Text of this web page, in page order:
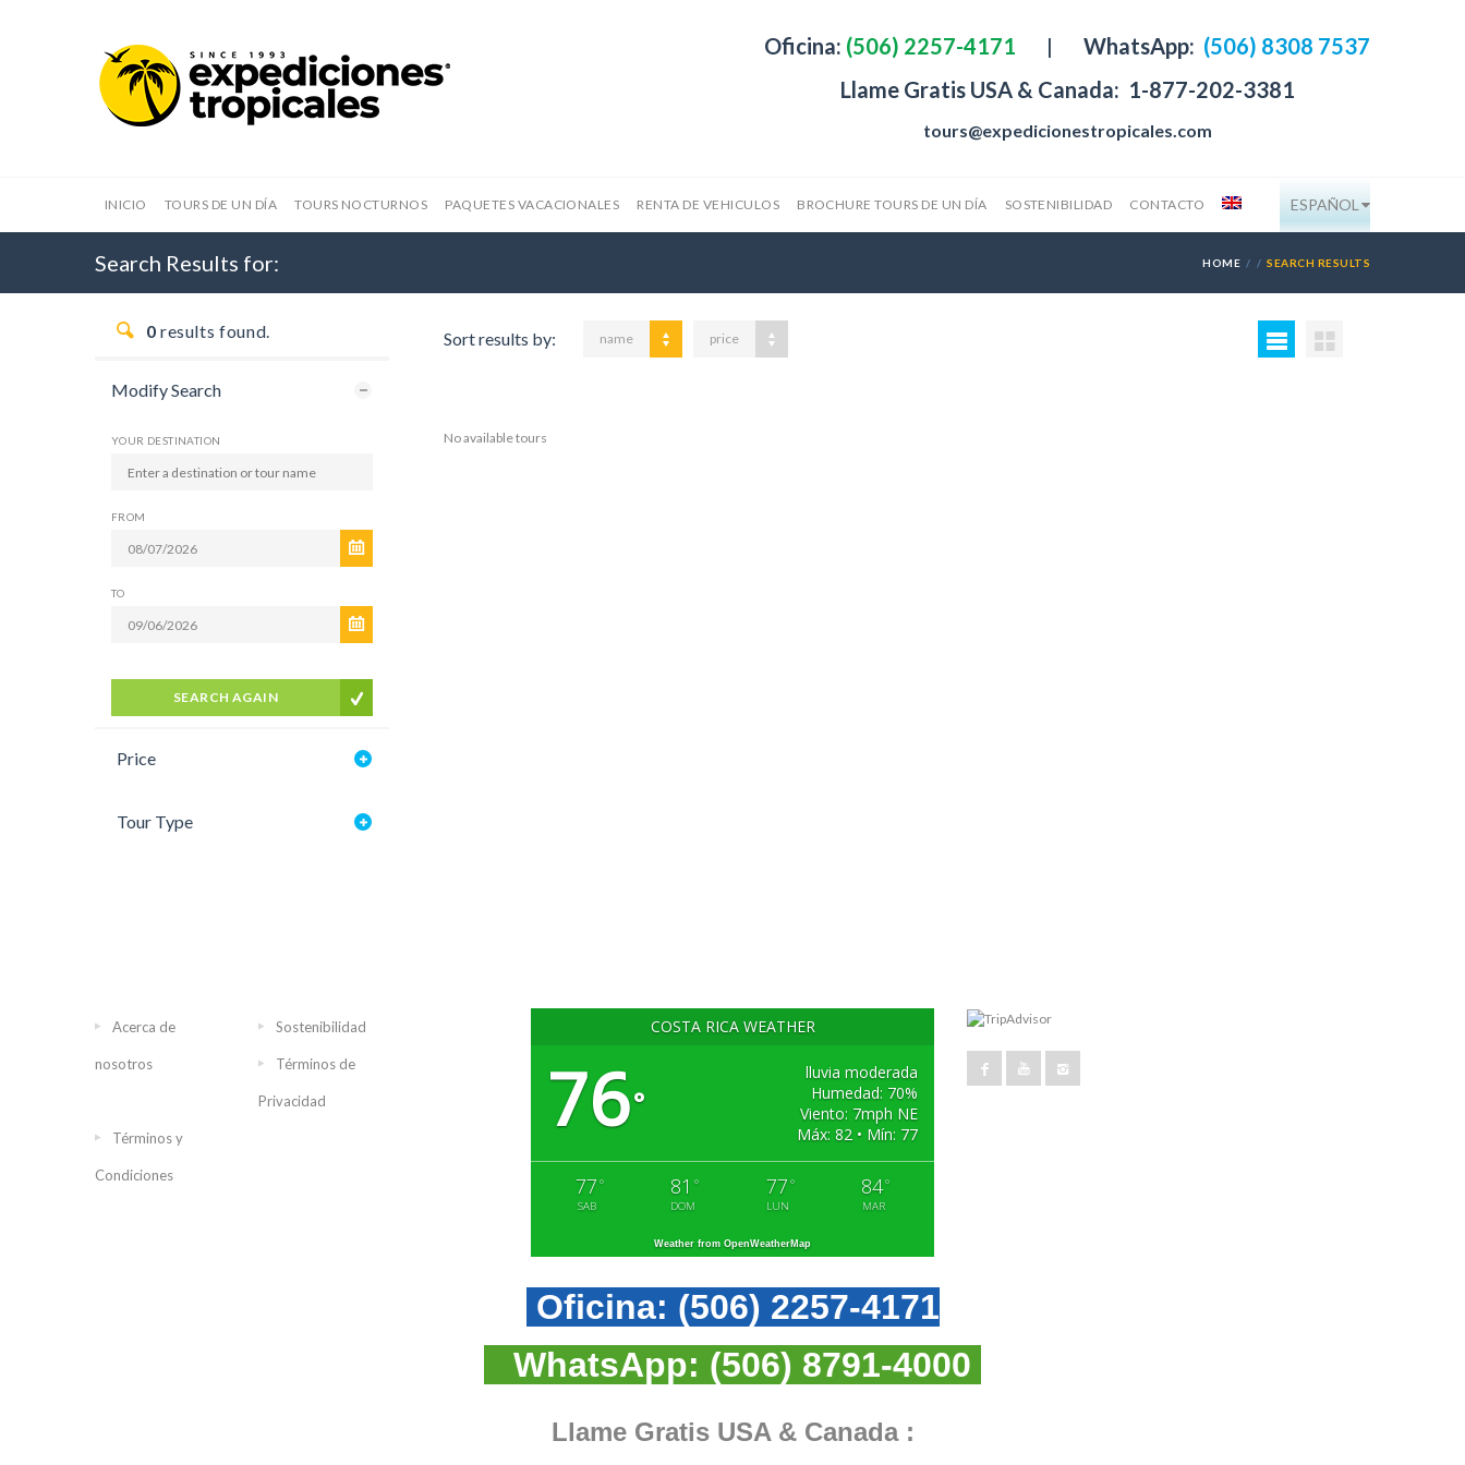
Oficina: (506) 2257-4171 | WhatsApp: (506) 8308 7537
Llame Gratis USA & Canada: 1-877-202-3381
tours@expedicionestropicales.com
INICIO TOURS DE UN DÍA TOURS NOCTURNOS PAQUETES VACACIONALES RENTA DE VEHICULOS BROCHURE TOURS DE UN DÍA SOSTENIBILIDAD CONTACTO ESPAÑOL
Search Results for: HOME SEARCH RESULTS
0 results found.
Modify Search
YOUR DESTINATION
FROM
TO
SEARCH AGAIN
Price
Tour Type
Sort results by: name price
No available tours
Acerca de
nosotros
Sostenibilidad
Términos de
Privacidad
Términos y
Condiciones
COSTA RICA WEATHER
76°
lluvia moderada
Humedad: 70%
Viento: 7mph NE
Máx: 82 • Mín: 77
77 °
SAB
81 °
DOM
77 °
LUN
84°
MAR
Weather from OpenWeatherMap
Oficina: (506) 2257-4171
WhatsApp: (506) 8791-4000
Llame Gratis USA & Canada :